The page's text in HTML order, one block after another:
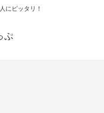
にピッタリ！
ぷ